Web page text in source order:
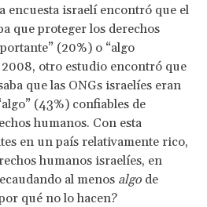
encuesta israelí encontró que el
que proteger los derechos
(20%) o “algo
otro estudio encontró que
que las ONGs israelíes eran
(43%) confiables de
humanos. Con esta
en un país relativamente rico,
humanos israelíes, en
al menos algo de
qué no lo hacen?